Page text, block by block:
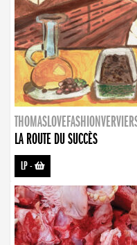
LA ROUTE DU SUCCÈS
LP-